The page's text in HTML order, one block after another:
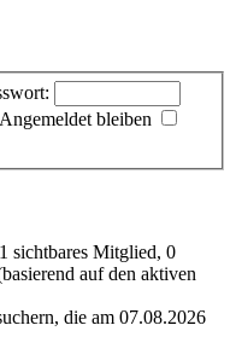
Angemeldet bleiben
sichtbares Mitglied, 0
auf den aktiven
die am 07.08.2026